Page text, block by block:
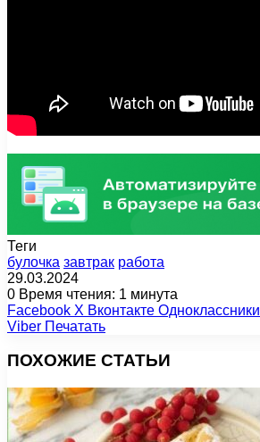
Теги
булочка завтрак работа
29.03.2024
0 Время чтения: 1 минута
Facebook X Вконтакте Одноклассники
Viber Печатать
ПОХОЖИЕ СТАТЬИ